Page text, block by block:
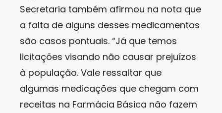
Secretaria também afirmou na nota que
a falta de alguns desses medicamentos
são casos pontuais. “Já que temos
licitações visando não causar prejuízos
à população. Vale ressaltar que
algumas medicações que chegam com
receitas na Farmácia Básica não fazem